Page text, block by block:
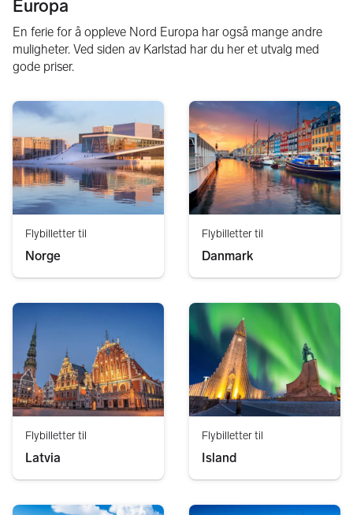
Europa
En ferie for å oppleve Nord Europa har også mange andre
muligheter. Ved siden av Karlstad har du her et utvalg med
gode priser.
Flybilletter til
Norge
Flybilletter til
Danmark
Flybilletter til
Latvia
Flybilletter til
Island